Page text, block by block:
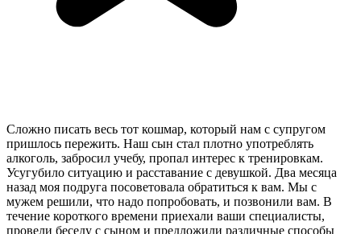
Сложно писать весь тот кошмар, который нам с супругом
пришлось пережить. Наш сын стал плотно употреблять
алкоголь, забросил учебу, пропал интерес к тренировкам.
Усугубило ситуацию и расставание с девушкой. Два месяца
назад моя подруга посоветовала обратиться к вам. Мы с
мужем решили, что надо попробовать, и позвонили вам. В
течение короткого времени приехали ваши специалисты,
провели беседу с сыном и предложили различные способы